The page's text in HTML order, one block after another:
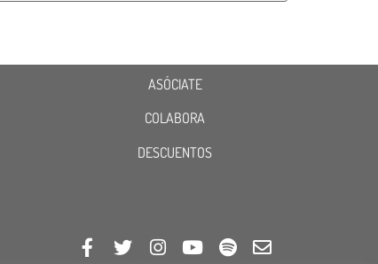
ASÓCIATE
COLABORA
DESCUENTOS